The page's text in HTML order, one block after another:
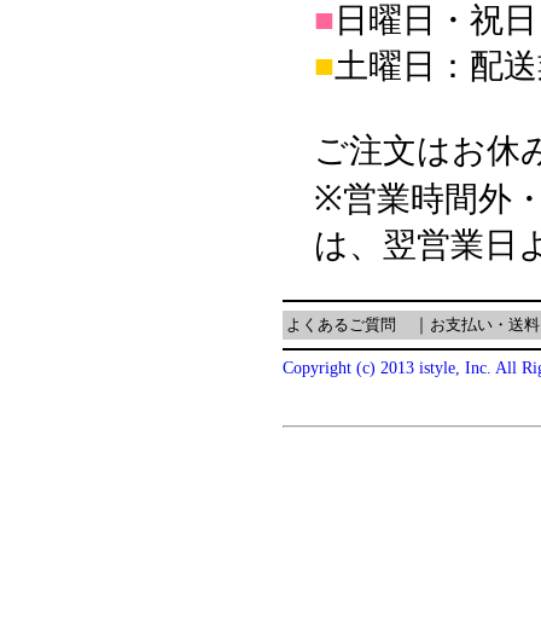
■ 日曜日・祝
■土曜日：配
ご注文はお休
※営業時間外
は、翌営業日
よくあるご質問 お支払い・送料
Copyright (c) 2013 istyle, Inc. All